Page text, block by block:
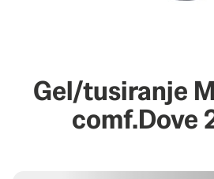
Gel/tusiranje
comf.Dove